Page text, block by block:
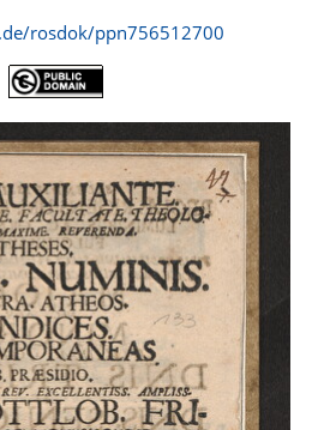
rosdok/ppn756512700